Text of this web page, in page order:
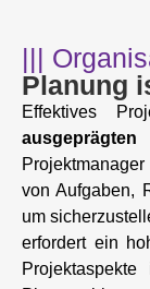
|||
Planung
Effektives
von Aufgaben,
um
erfordert ein